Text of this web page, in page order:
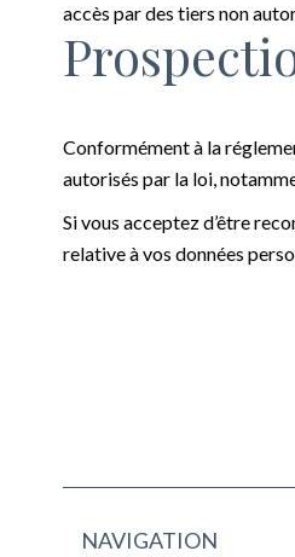
accès par des tiers non
Conformément à la
autorisés par la loi,
Si vous acceptez d’être
relative à vos données
NAVIGATION